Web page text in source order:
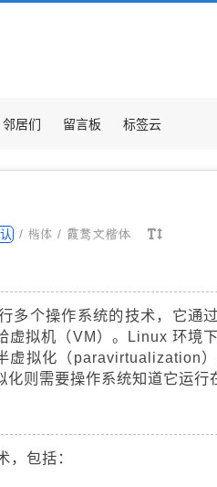
邻居们 留言板 标签云
/ 楷体 / 霞鹜文楷体
多个操作系统的技术，它通
虚拟机（VM）。Linux 环境
拟化（paravirtualization
则需要操作系统知道它运行
包括：